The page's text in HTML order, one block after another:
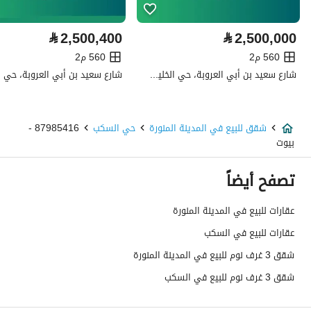
كهرباء نعم
تفاصيل اضافية
عرض الشارع
0
رقم المخطط
م / م / 1074 / 1439
رقم صك الملكية
واجهة العقار
-
حدود واطوال العقار
-
الضمانات والمدة
-
⃁2,500,000
560 م2
شارع سعيد بن أبي العروبة، حي الخليج، شرق الرياض، الرياض
⃁2,500,400
560 م2
شقق للبيع في المدينة المنورة حي السكب 87985416 -
بيوت
تصفح أيضاً
عقارات للبيع في المدينة المنورة
عقارات للبيع في السكب
شقق 3 غرف نوم للبيع في المدينة المنورة
شقق 3 غرف نوم للبيع في السكب